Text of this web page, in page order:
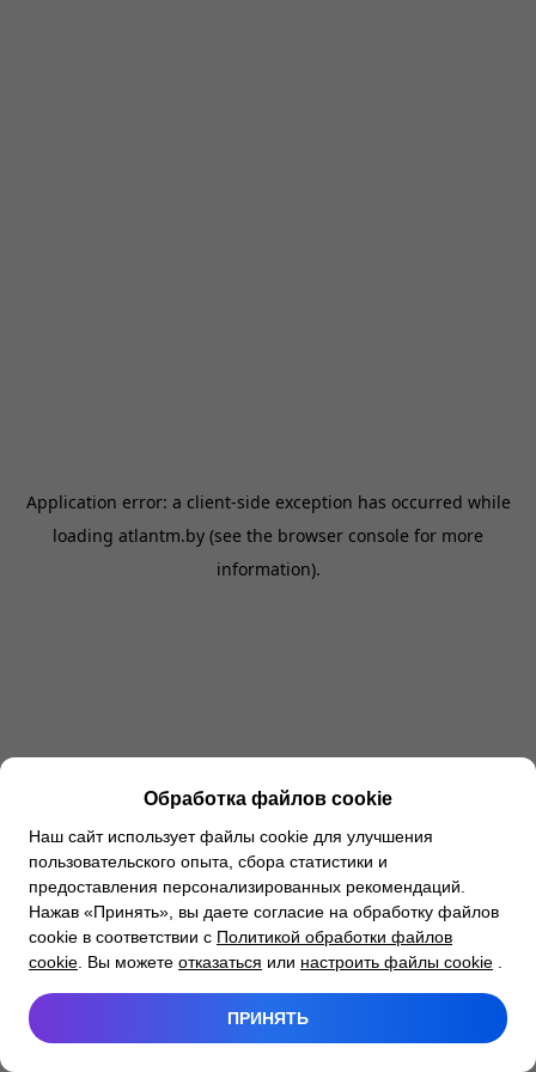
Application error: a client-side exception has occurred while
loading atlantm.by (see the browser console for more
information).
Обработка файлов cookie
Наш сайт использует файлы cookie для улучшения
пользовательского опыта, сбора статистики и
предоставления персонализированных рекомендаций.
Нажав «Принять», вы даете согласие на обработку файлов
cookie в соответствии с Политикой обработки файлов
cookie . Вы можете отказаться или настроить файлы cookie
ПРИНЯТЬ